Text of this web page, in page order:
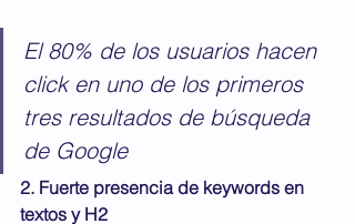
El 80% de los usuarios hacen
click en uno de los primeros
tres resultados de búsqueda
de Google
2. Fuerte presencia de keywords en
textos y H2